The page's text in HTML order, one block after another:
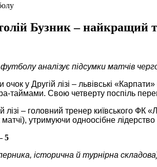
Бузник – найкращий
аналізує підсумки матчів
у Другій лізі – львівські
таймами. Свою четверту поспіль
лізі – головний тренер київського
утримуючи одноосібне
5
історична й турнірна